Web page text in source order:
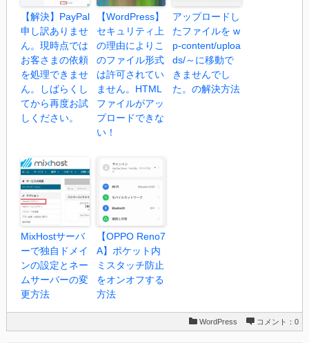
【解決】PayPal
申し訳ありませ
ん。現時点では
お客さまの依頼
を処理できませ
ん。しばらくし
てから再度お試
しください。
【WordPress】
セキュリティ上
の理由によりこ
のファイル形式
は許可されてい
ません。HTML
ファイルがアッ
プロードできな
い！
アップロードし
たファイルを w
p-content/uploa
ds/～に移動で
きませんでし
た。の解決方法
MixHostサーバ
ーで独自ドメイ
ンの設定とネー
ムサーバーの変
更方法
【OPPO Reno7
A】ポケット内
ミスタッチ防止
をオンオフする
方法
WordPress コメント：0